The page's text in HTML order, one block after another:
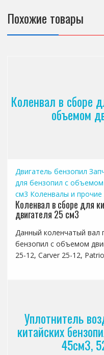
Похожие товары
Коленвал в сборе
объемом
Двигатель бензопил
для бензопил с объемом
см3 Коленвалы и
Коленвал в сборе для
двигателя 25 см3
Данный коленчатый вал
бензопил с объемом
25-12, Carver 25-12,
Уплотнитель
китайских
45см3,